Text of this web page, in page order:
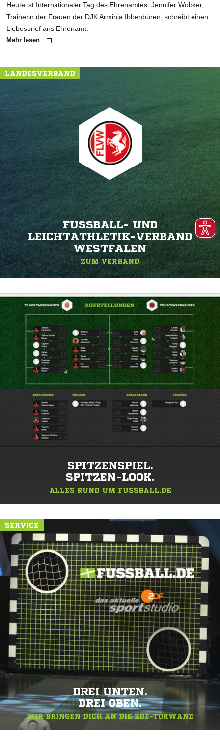
Heute ist Internationaler Tag des Ehrenamtes. Jennifer Wobker,
Trainerin der Frauen der DJK Arminia Ibbenbüren, schreibt einen
Liebesbrief ans Ehrenamt.
Mehr lesen
LANDESVERBAND
FUSSBALL- UND L
EICHTATHLETIK-VERBAND W
ESTFALEN
ZUM VERBAND
SPITZENSPIEL.
SPITZEN-LOOK.
ALLES RUND UM FUSSBALL.DE
SERVICE
DREI UNTEN.
DREI OBEN.
WIR BRINGEN DICH AN DIE ZDF-TORWAND